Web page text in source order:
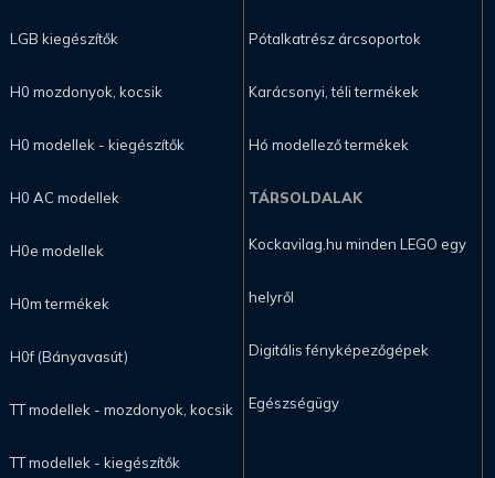
LGB kiegészítők
H0 mozdonyok, kocsik
H0 modellek - kiegészítők
H0 AC modellek
H0e modellek
H0m termékek
H0f (Bányavasút)
TT modellek - mozdonyok, kocsik
TT modellek - kiegészítők
Pótalkatrész árcsoportok
Karácsonyi, téli termékek
Hó modellező termékek
TÁRSOLDALAK
Kockavilag.hu minden LEGO egy
helyről
Digitális fényképezőgépek
Egészségügy